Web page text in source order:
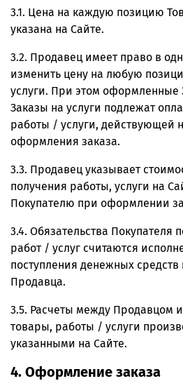
3.1. Цена на каждую позицию
указана на Сайте.
3.2. Продавец имеет право в
изменить цену на любую
услуги. При этом оформленные
Заказы на услуги подлежат
работы / услуги, действующей
оформления заказа.
3.3. Продавец указывает
получения работы, услуги на
Покупателю при оформлении
3.4. Обязательства Покупателя
работ / услуг считаются
поступления денежных
Продавца.
3.5. Расчеты между Продавцом
товары, работы / услуги
указанными на Сайте.
4. Оформление заказа